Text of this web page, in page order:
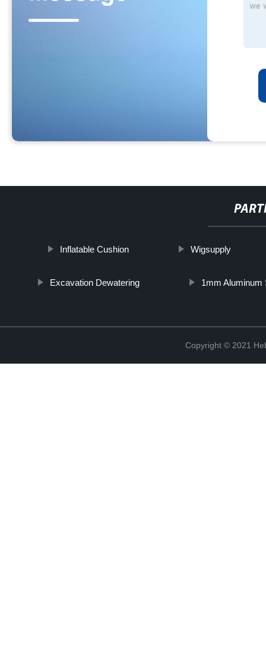
Inflatable Cushion Wigsupply
Excavation Dewatering 1mm Aluminum
Copyright © 2021